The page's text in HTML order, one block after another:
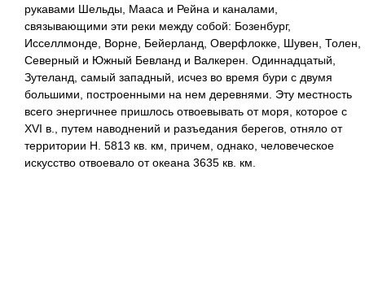
рукавами Шельды, Мааса и Рейна и каналами,
связывающими эти реки между собой: Бозенбург,
Исселлмонде, Ворне, Бейерланд, Оверфлокке, Шувен, Толен,
Северный и Южный Бевланд и Валкерен. Одиннадцатый,
Зутеланд, самый западный, исчез во время бури с двумя
большими, построенными на нем деревнями. Эту местность
всего энергичнее пришлось отвоевывать от моря, которое с
XVI в., путем наводнений и разъедания берегов, отняло от
территории Н. 5813 кв. км, причем, однако, человеческое
искусство отвоевало от океана 3635 кв. км.